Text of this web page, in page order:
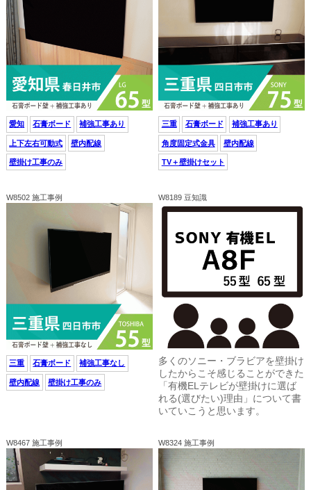
愛知 石膏ボード 補強工事あり
上下左右可動式 壁内配線
壁掛け工事のみ
三重 石膏ボード 補強工事あり
角度固定式金具 壁内配線
TV＋壁掛けセット
W8502 施工事例
三重 石膏ボード 補強工事なし
壁内配線 壁掛け工事のみ
W8189 豆知識
多くのソニー・ブラビアを壁掛け
したからこそ感じることができた
「有機ELテレビが壁掛けに選ば
れる(選びたい)理由」について書
いていこうと思います。
W8467 施工事例 W8324 施工事例